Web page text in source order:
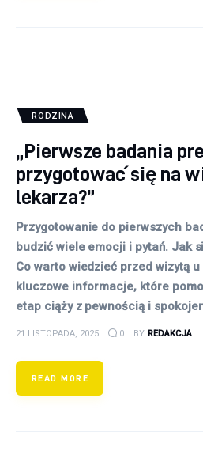
RODZINA
„Pierwsze badania
przygotować się na
lekarza?”
Przygotowanie do pierwszych
budzić wiele emocji i pytań. Jak
Co warto wiedzieć przed wizytą
kluczowe informacje, które
etap ciąży z pewnością i
21 LISTOPADA, 2025 0 BY REDAKCJA
READ MORE